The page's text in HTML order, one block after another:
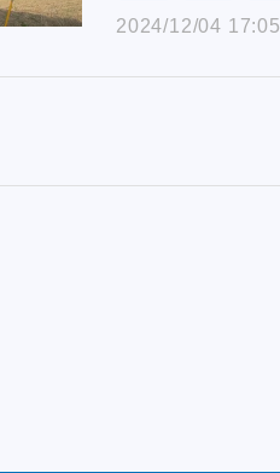
2024/12/04 17:05